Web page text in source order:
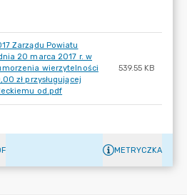
Zarządu Powiatu
20 marca 2017 r. w
wierzytelności
zł przysługującej
od.pdf
539.55 KB
METRYCZKA